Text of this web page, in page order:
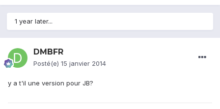
1 year later...
DMBFR
Posté(e) 15 janvier 2014
y a t'il une version pour JB?